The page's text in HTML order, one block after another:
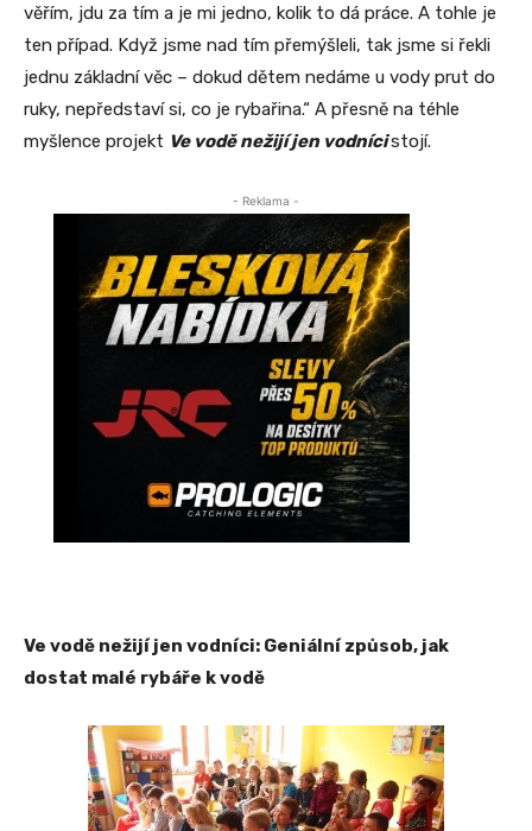
věřím, jdu za tím a je mi jedno, kolik to dá práce. A tohle je
ten případ. Když jsme nad tím přemýšleli, tak jsme si řekli
jednu základní věc – dokud dětem nedáme u vody prut do
ruky, nepředstaví si, co je rybařina.“ A přesně na téhle
myšlence projekt Ve vodě nežijí jen vodnícistojí.
- Reklama -
Ve vodě nežijí jen vodníci: Geniální způsob, jak
dostat malé rybáře k vodě